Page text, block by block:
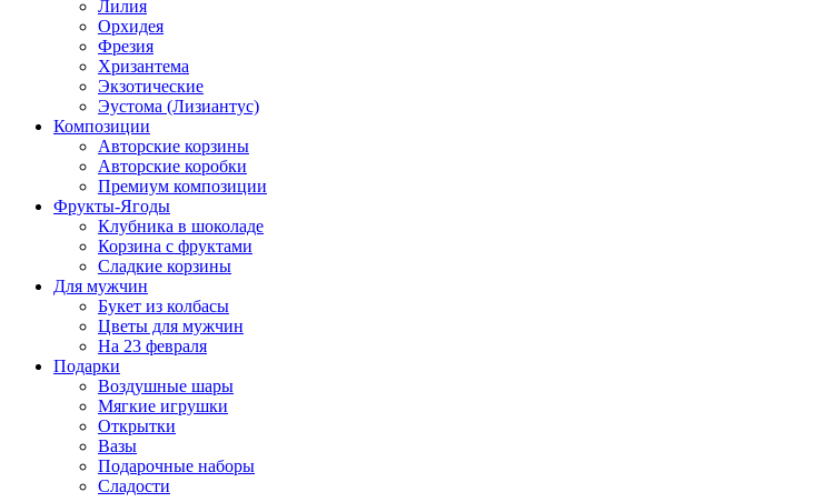
Лилия
Орхидея
Фрезия
Хризантема
Экзотические
Эустома (Лизиантус)
Композиции
Авторские корзины
Авторские коробки
Премиум композиции
Фрукты-Ягоды
Клубника в шоколаде
Корзина с фруктами
Сладкие корзины
Для мужчин
Букет из колбасы
Цветы для мужчин
На 23 февраля
Подарки
Воздушные шары
Мягкие игрушки
Открытки
Вазы
Подарочные наборы
Сладости